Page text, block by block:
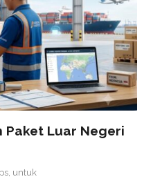
Paket Luar Negeri
untuk